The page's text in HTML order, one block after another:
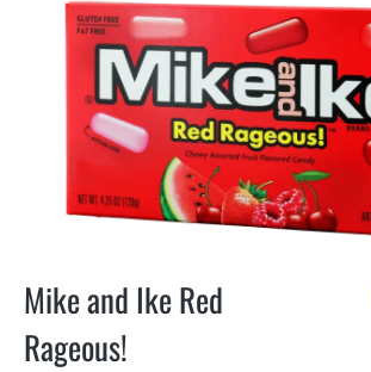
Mike and Ike Red
Rageous!